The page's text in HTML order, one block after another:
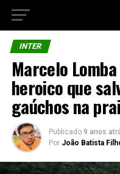
INTER
Marcelo
heroico que
gaúchos na
Publicado 9 anos
Por João Batista